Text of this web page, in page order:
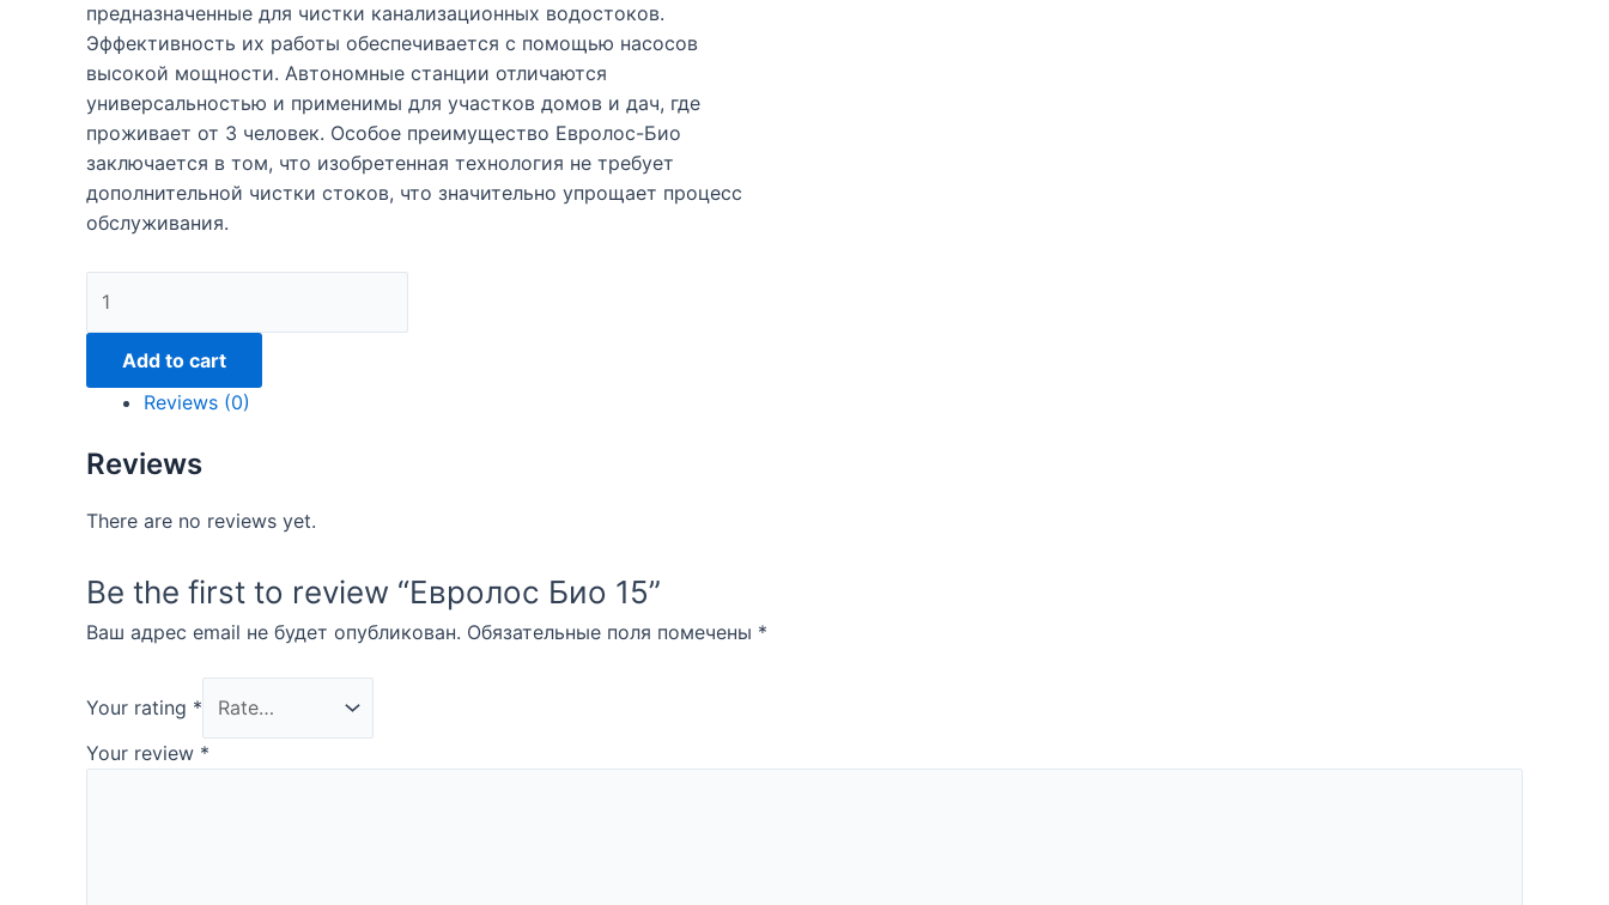
предназначенные для чистки канализационных водостоков.
Эффективность их работы обеспечивается с помощью насосов
высокой мощности. Автономные станции отличаются
универсальностью и применимы для участков домов и дач, где
проживает от 3 человек. Особое преимущество Евролос-Био
заключается в том, что изобретенная технология не требует
дополнительной чистки стоков, что значительно упрощает процесс
обслуживания.
Био
quantity
Add to cart
Reviews (0)
Reviews
There are no reviews yet.
Be the first to review “Евролос Био 15”
Ваш адрес email не будет опубликован. Обязательные поля помечены *
Your rating *
Your review *